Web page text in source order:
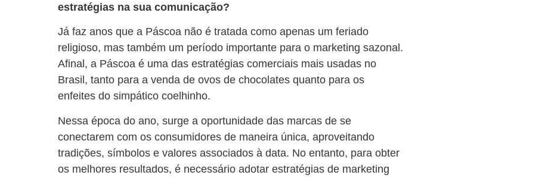
estratégias na sua comunicação?
Já faz anos que a Páscoa não é tratada como apenas um feriado
religioso, mas também um período importante para o marketing sazonal.
Afinal, a Páscoa é uma das estratégias comerciais mais usadas no
Brasil, tanto para a venda de ovos de chocolates quanto para os
enfeites do simpático coelhinho.
Nessa época do ano, surge a oportunidade das marcas de se
conectarem com os consumidores de maneira única, aproveitando
tradições, símbolos e valores associados à data. No entanto, para obter
os melhores resultados, é necessário adotar estratégias de marketing